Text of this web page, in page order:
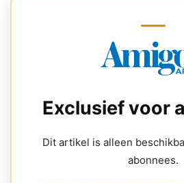
Exclusief voor
Dit artikel is alleen
abonnees.